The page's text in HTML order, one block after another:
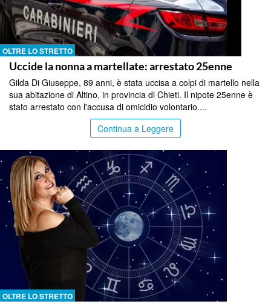
OLTRE LO STRETTO
Uccide la nonna a martellate: arrestato 25enne
Gilda Di Giuseppe, 89 anni, è stata uccisa a colpi di martello nella
sua abitazione di Altino, in provincia di Chieti. Il nipote 25enne è
stato arrestato con l'accusa di omicidio volontario....
Continua a Leggere
OLTRE LO STRETTO